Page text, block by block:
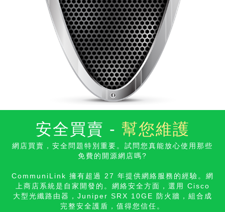
安全買賣 - 幫您維護
網店買賣，安全問題特別重要。試問您真能放心使用那些
免費的開源網店嗎?
CommuniLink 擁有超過 27 年提供網絡服務的經驗。網
上商店系統是自家開發的。網絡安全方面，選用 Cisco
大型光纖路由器，Juniper SRX 10GE 防火牆，組合成
完整安全護盾，值得您信任。